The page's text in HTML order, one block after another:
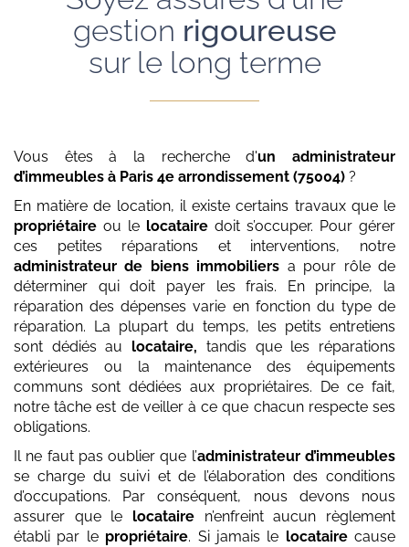
gestion rigoureuse
sur le long terme
Vous êtes à la recherche d'un administrateur
d’immeubles à Paris 4e arrondissement (75004) ?
En matière de location, il existe certains travaux que le
propriétaire ou le locataire doit s’occuper. Pour gérer
ces petites réparations et interventions, notre
administrateur de biens immobiliers a pour rôle de
déterminer qui doit payer les frais. En principe, la
réparation des dépenses varie en fonction du type de
réparation. La plupart du temps, les petits entretiens
sont dédiés au locataire, tandis que les réparations
extérieures ou la maintenance des équipements
communs sont dédiées aux propriétaires. De ce fait,
notre tâche est de veiller à ce que chacun respecte ses
obligations.
Il ne faut pas oublier que l’administrateur d’immeubles
se charge du suivi et de l’élaboration des conditions
d’occupations. Par conséquent, nous devons nous
assurer que le locataire n’enfreint aucun règlement
établi par le propriétaire. Si jamais le locatairecause